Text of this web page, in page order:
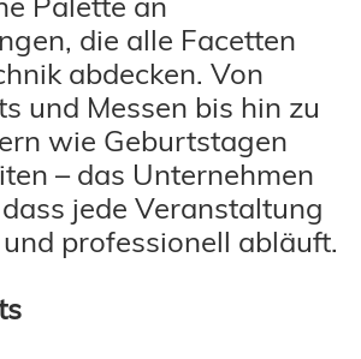
die alle Facetten
abdecken. Von
und Messen bis hin zu
wie Geburtstagen
– das Unternehmen
jede Veranstaltung
professionell abläuft.